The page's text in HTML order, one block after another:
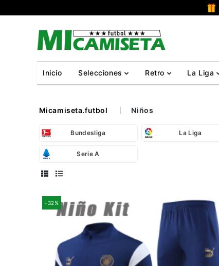
Inicio Selecciones Retro La Liga
Micamiseta.futbol Niños
Bundesliga La Liga
Serie A
-32%